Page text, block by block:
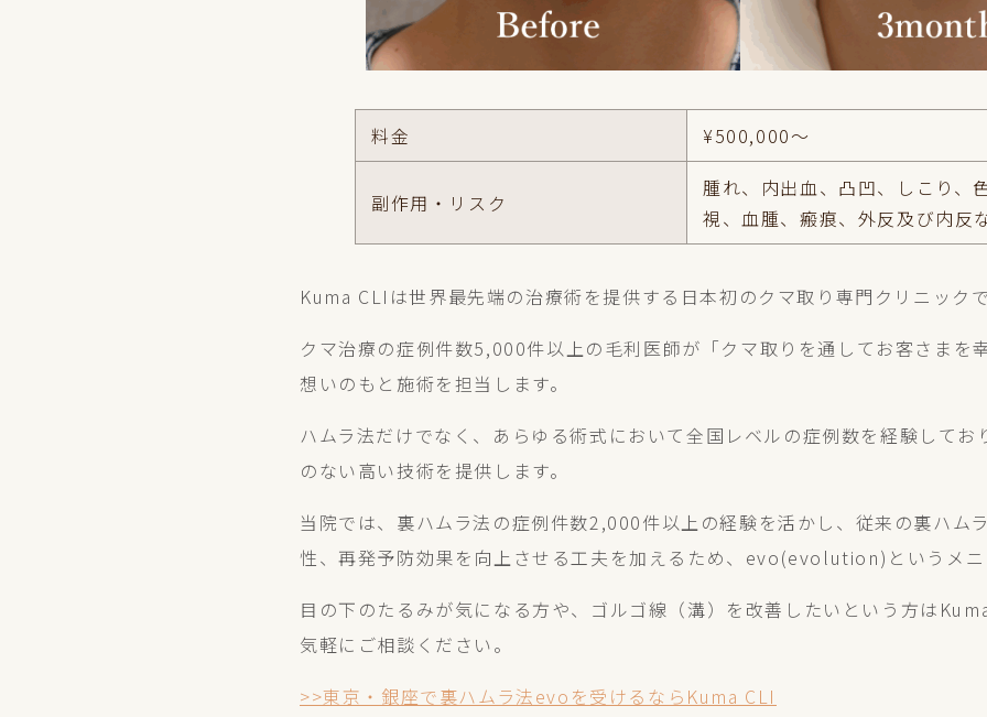
料金 ¥500,000〜
副作用・リスク
腫れ、内出血、凸凹、しこり、
視、血腫、瘢痕、外反及び内反
Kuma CLIは世界最先端の治療術を提供する日本初のクマ取り専門クリニックで
クマ治療の症例件数5,000件以上の毛利医師が「クマ取りを通してお客さまを
想いのもと施術を担当します。
ハムラ法だけでなく、あらゆる術式において全国レベルの症例数を経験してお
のない高い技術を提供します。
当院では、裏ハムラ法の症例件数2,000件以上の経験を活かし、従来の裏ハム
性、再発予防効果を向上させる工夫を加えるため、evo(evolution)というメニ
目の下のたるみが気になる方や、ゴルゴ線（溝）を改善したいという方は
気軽にご相談ください。
>>東京・銀座で裏ハムラ法evoを受けるならKuma CLI